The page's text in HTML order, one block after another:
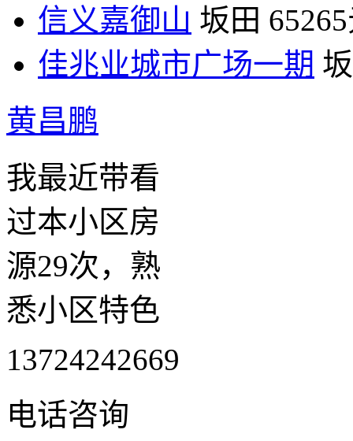
信义嘉御山 坂田
佳兆业城市广场一期
黄昌鹏
我最近带看
过本小区房
源29次，熟
悉小区特色
13724242669
电话咨询